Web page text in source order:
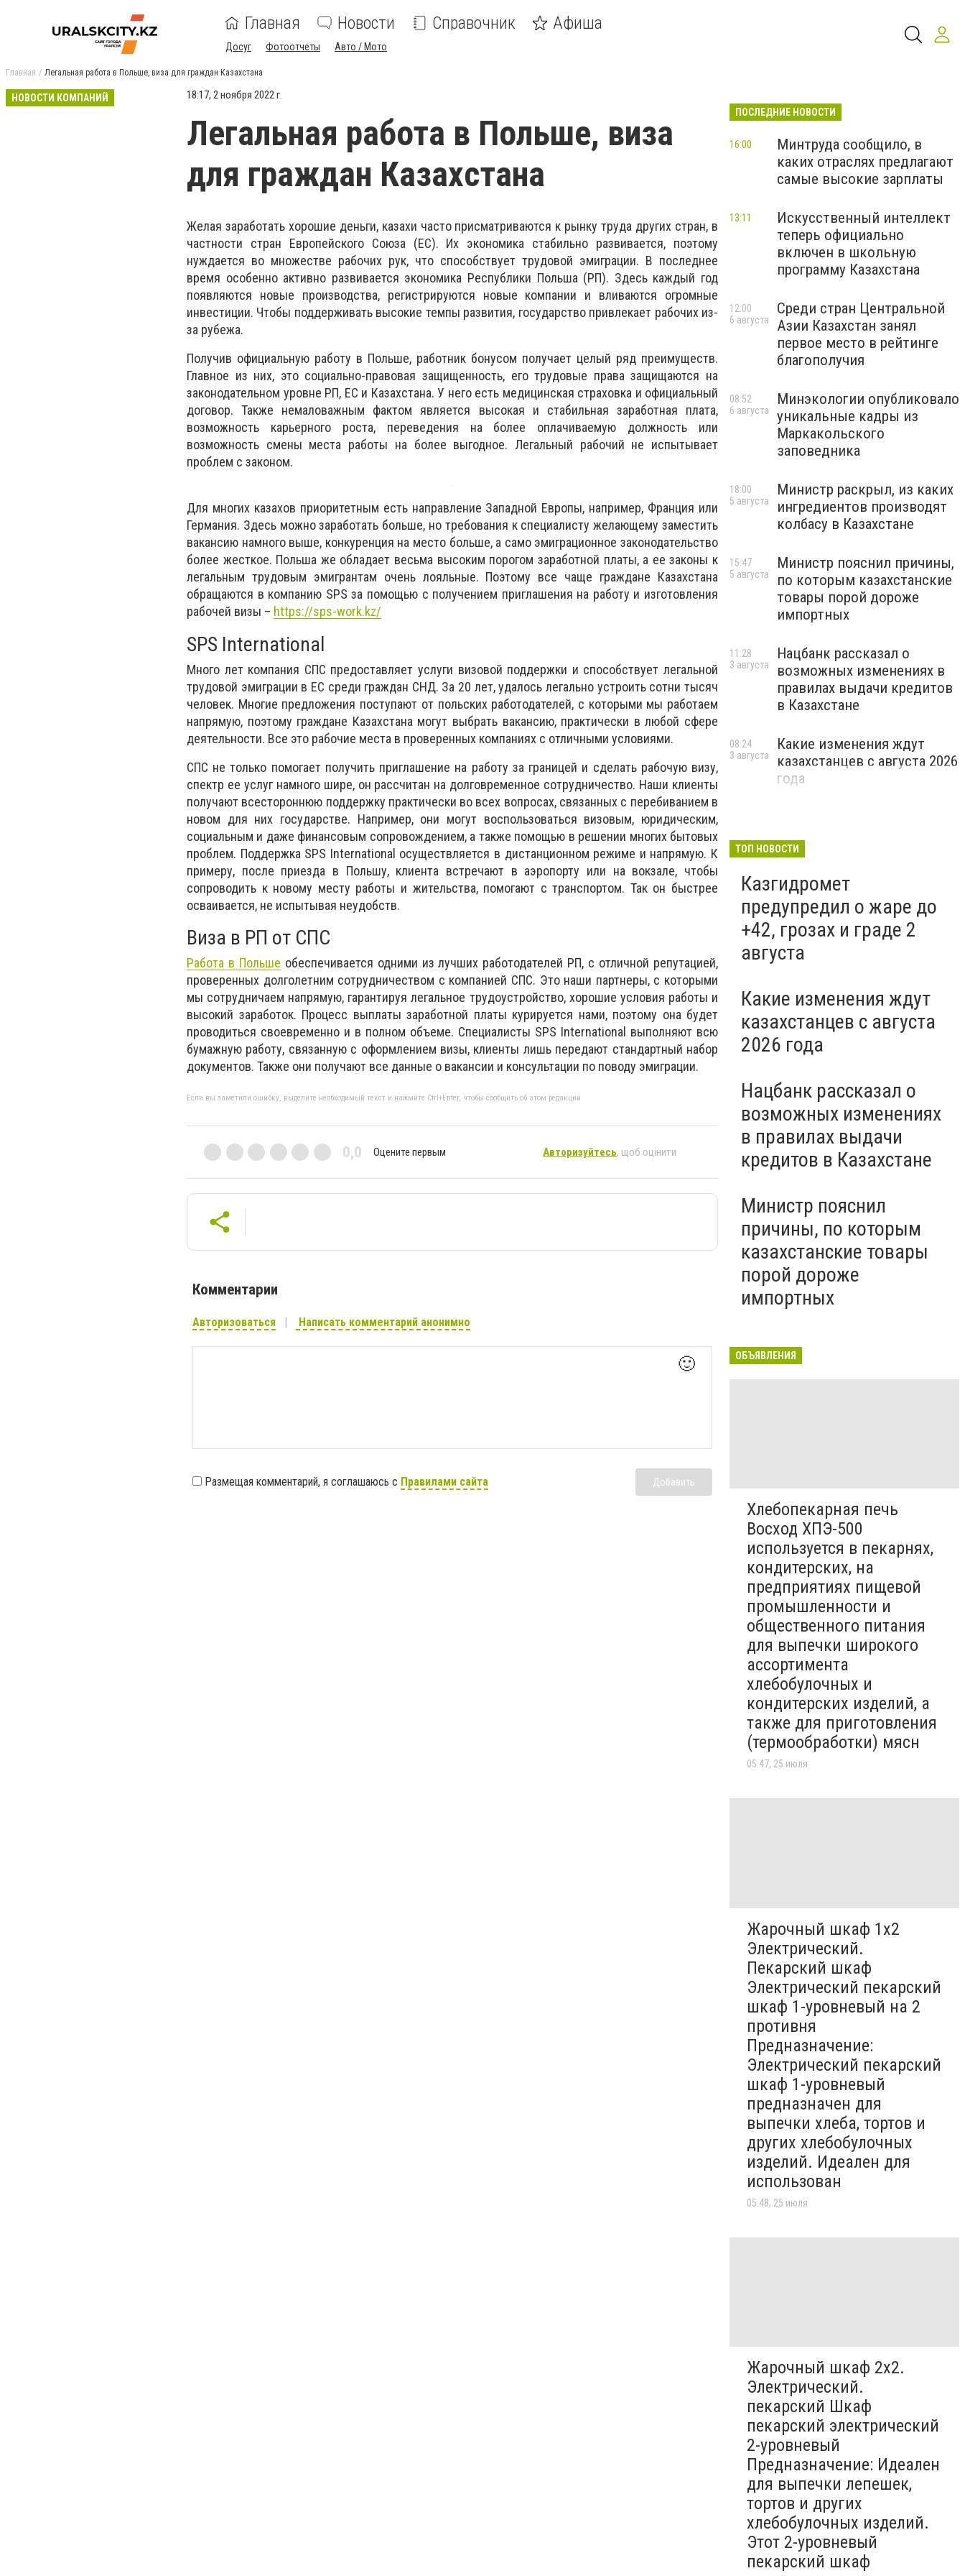
Главная Новости Справочник Афиша
Досуг Фотоотчеты Авто / Мото
Главная Легальная работа в Польше, виза для граждан Казахстана
НОВОСТИ КОМПАНИЙ 18:17, 2 ноября 2022 г.
Легальная работа в Польше, виза
для граждан Казахстана
Желая заработать хорошие деньги, казахи часто присматриваются к рынку труда других стран, в
частности стран Европейского Союза (ЕС). Их экономика стабильно развивается, поэтому
нуждается во множестве рабочих рук, что способствует трудовой эмиграции. В последнее
время особенно активно развивается экономика Республики Польша (РП). Здесь каждый год
появляются новые производства, регистрируются новые компании и вливаются огромные
инвестиции. Чтобы поддерживать высокие темпы развития, государство привлекает рабочих из-
за рубежа.
Получив официальную работу в Польше, работник бонусом получает целый ряд преимуществ.
Главное из них, это социально-правовая защищенность, его трудовые права защищаются на
законодательном уровне РП, ЕС и Казахстана. У него есть медицинская страховка и официальный
договор. Также немаловажным фактом является высокая и стабильная заработная плата,
возможность карьерного роста, переведения на более оплачиваемую должность или
возможность смены места работы на более выгодное. Легальный рабочий не испытывает
проблем с законом.
Для многих казахов приоритетным есть направление Западной Европы, например, Франция или
Германия. Здесь можно заработать больше, но требования к специалисту желающему заместить
вакансию намного выше, конкуренция на место больше, а само эмиграционное законодательство
более жесткое. Польша же обладает весьма высоким порогом заработной платы, а ее законы к
легальным трудовым эмигрантам очень лояльные. Поэтому все чаще граждане Казахстана
обращаются в компанию SPS за помощью с получением приглашения на работу и изготовления
рабочей визы – https://sps-work.kz/
SPS International
Много лет компания СПС предоставляет услуги визовой поддержки и способствует легальной
трудовой эмиграции в ЕС среди граждан СНД. За 20 лет, удалось легально устроить сотни тысяч
человек. Многие предложения поступают от польских работодателей, с которыми мы работаем
напрямую, поэтому граждане Казахстана могут выбрать вакансию, практически в любой сфере
деятельности. Все это рабочие места в проверенных компаниях с отличными условиями.
СПС не только помогает получить приглашение на работу за границей и сделать рабочую визу,
спектр ее услуг намного шире, он рассчитан на долговременное сотрудничество. Наши клиенты
получают всестороннюю поддержку практически во всех вопросах, связанных с перебиванием в
новом для них государстве. Например, они могут воспользоваться визовым, юридическим,
социальным и даже финансовым сопровождением, а также помощью в решении многих бытовых
проблем. Поддержка SPS International осуществляется в дистанционном режиме и напрямую. К
примеру, после приезда в Польшу, клиента встречают в аэропорту или на вокзале, чтобы
сопроводить к новому месту работы и жительства, помогают с транспортом. Так он быстрее
осваивается, не испытывая неудобств.
Виза в РП от СПС
Работа в Польше обеспечивается одними из лучших работодателей РП, с отличной репутацией,
проверенных долголетним сотрудничеством с компанией СПС. Это наши партнеры, с которыми
мы сотрудничаем напрямую, гарантируя легальное трудоустройство, хорошие условия работы и
высокий заработок. Процесс выплаты заработной платы курируется нами, поэтому она будет
проводиться своевременно и в полном объеме. Специалисты SPS International выполняют всю
бумажную работу, связанную с оформлением визы, клиенты лишь передают стандартный набор
документов. Также они получают все данные о вакансии и консультации по поводу эмиграции.
Если вы заметили ошибку, выделите необходимый текст и нажмите Ctrl+Enter, чтобы сообщить об этом редакции
0,0 Оцените первым Авторизуйтесь, щоб оцінити
Комментарии
Авторизоваться Написать комментарий анонимно
🙂
Размещая комментарий, я соглашаюсь с Правилами сайта Добавить
ПОСЛЕДНИЕ НОВОСТИ
Минтруда сообщило, в
каких отраслях предлагают
самые высокие зарплаты
16:00
Искусственный интеллект
теперь официально
включен в школьную
программу Казахстана
13:11
Среди стран Центральной
Азии Казахстан занял
первое место в рейтинге
благополучия
12:00
6 августа
Минэкологии опубликовало
уникальные кадры из
Маркакольского
заповедника
08:52
6 августа
Министр раскрыл, из каких
ингредиентов производят
колбасу в Казахстане
18:00
5 августа
Министр пояснил причины,
по которым казахстанские
товары порой дороже
импортных
15:47
5 августа
Нацбанк рассказал о
возможных изменениях в
правилах выдачи кредитов
в Казахстане
11:28
3 августа
Какие изменения ждут
казахстанцев с августа 2026
года
08:24
3 августа
ТОП НОВОСТИ
Казгидромет
предупредил о жаре до
+42, грозах и граде 2
августа
Какие изменения ждут
казахстанцев с августа
2026 года
Нацбанк рассказал о
возможных изменениях
в правилах выдачи
кредитов в Казахстане
Министр пояснил
причины, по которым
казахстанские товары
порой дороже
импортных
ОБЪЯВЛЕНИЯ
Хлебопекарная печь
Восход ХПЭ-500
используется в пекарнях,
кондитерских, на
предприятиях пищевой
промышленности и
общественного питания
для выпечки широкого
ассортимента
хлебобулочных и
кондитерских изделий, а
также для приготовления
(термообработки) мясн
05:47, 25 июля
Жарочный шкаф 1х2
Электрический.
Пекарский шкаф
Электрический пекарский
шкаф 1-уровневый на 2
противня
Предназначение:
Электрический пекарский
шкаф 1-уровневый
предназначен для
выпечки хлеба, тортов и
других хлебобулочных
изделий. Идеален для
использован
05:48, 25 июля
Жарочный шкаф 2х2.
Электрический.
пекарский Шкаф
пекарский электрический
2-уровневый
Предназначение: Идеален
для выпечки лепешек,
тортов и других
хлебобулочных изделий.
Этот 2-уровневый
пекарский шкаф